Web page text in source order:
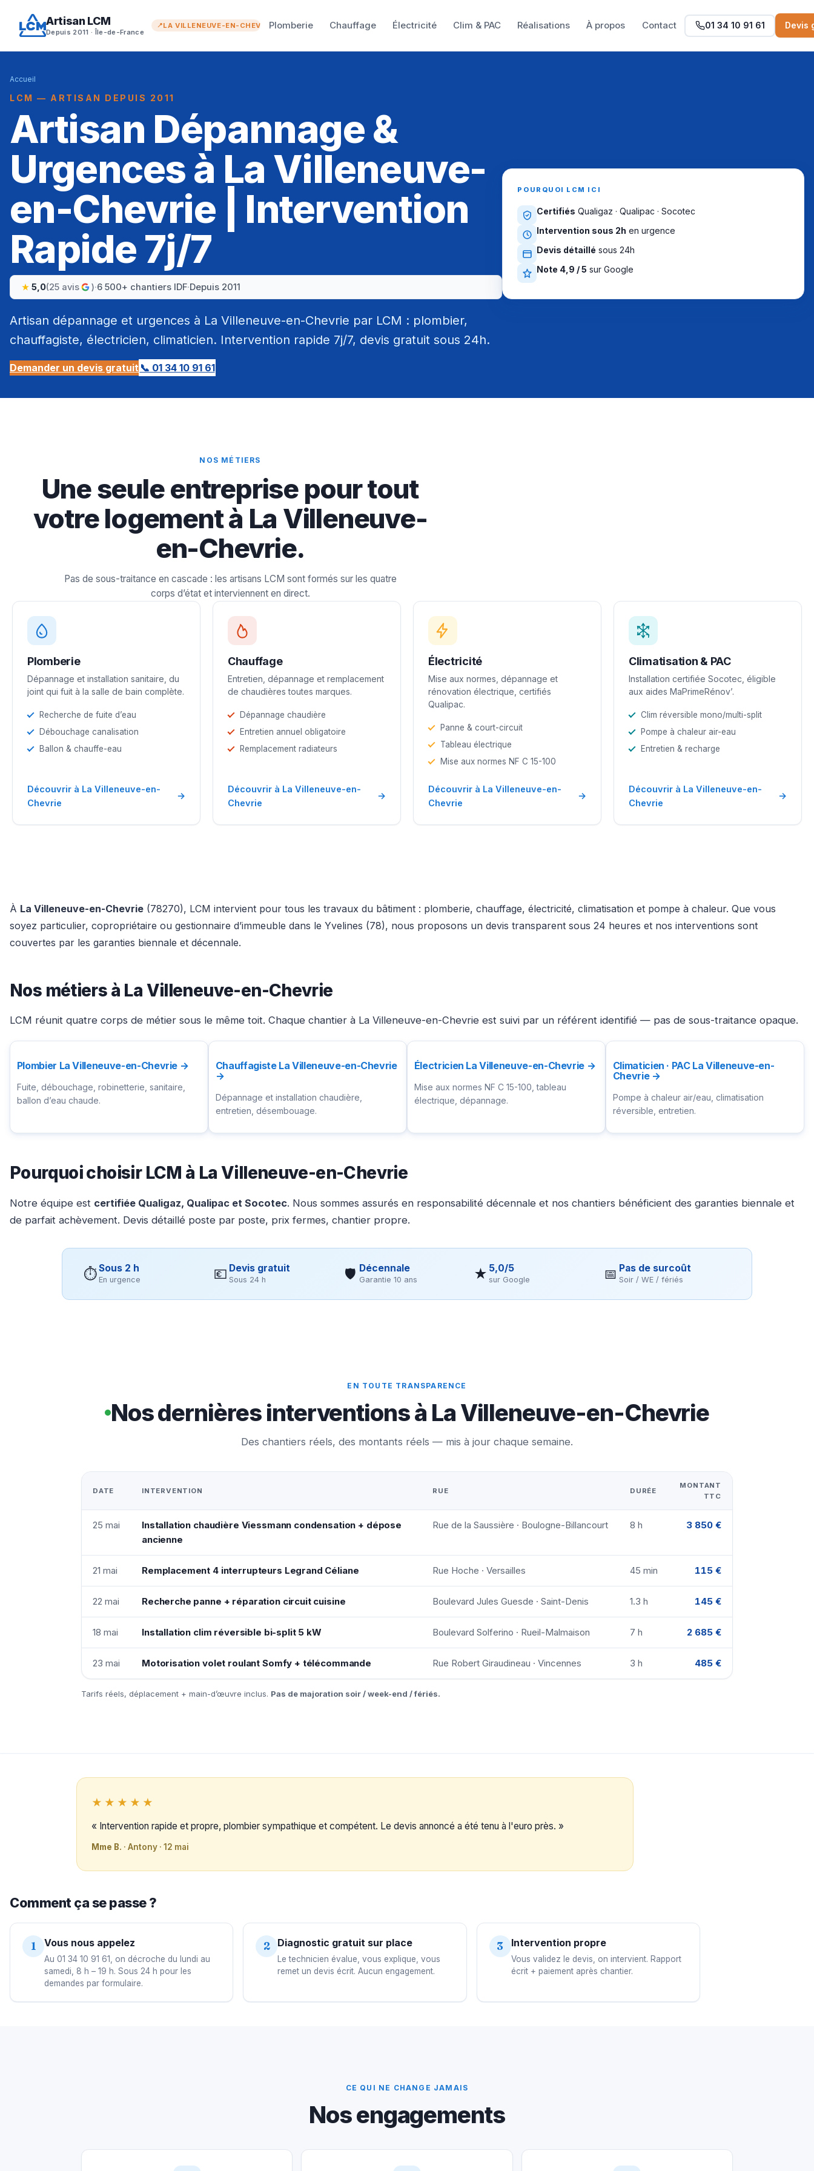
Artisan LCM
Depuis 2011 · Île-de-France
LA VILLENEUVE-EN-CHEVRIEPlomberie Chauffage Électricité Clim & PAC Réalisations À propos Contact 01 34 10 91 61 Devis
Accueil
LCM — ARTISAN DEPUIS 2011
Artisan Dépannage &
Urgences à La Villeneuve-
en-Chevrie | Intervention
Rapide 7j/7
5,0(25 avis )·6 500+ chantiers IDF·Depuis 2011
Artisan dépannage et urgences à La Villeneuve-en-Chevrie par LCM : plombier,
chauffagiste, électricien, climaticien. Intervention rapide 7j/7, devis gratuit sous 24h.
Demander un devis gratuit 📞 01 34 10 91 61
POURQUOI LCM ICI
Certifiés Qualigaz · Qualipac · Socotec
Intervention sous 2h en urgence
Devis détaillé sous 24h
Note 4,9 / 5 sur Google
NOS MÉTIERS
Une seule entreprise pour tout
votre logement à La Villeneuve-
en-Chevrie.
Pas de sous-traitance en cascade : les artisans LCM sont formés sur les quatre
corps d’état et interviennent en direct.
Plomberie
Dépannage et installation sanitaire, du
joint qui fuit à la salle de bain complète.
Recherche de fuite d’eau
Débouchage canalisation
Ballon & chauffe-eau
Découvrir à La Villeneuve-en-
Chevrie
→
Chauffage
Entretien, dépannage et remplacement
de chaudières toutes marques.
Dépannage chaudière
Entretien annuel obligatoire
Remplacement radiateurs
Découvrir à La Villeneuve-en-
Chevrie
→
Électricité
Mise aux normes, dépannage et
rénovation électrique, certifiés
Qualipac.
Panne & court-circuit
Tableau électrique
Mise aux normes NF C 15-100
Découvrir à La Villeneuve-en-
Chevrie
→
Climatisation & PAC
Installation certifiée Socotec, éligible
aux aides MaPrimeRénov’.
Clim réversible mono/multi-split
Pompe à chaleur air-eau
Entretien & recharge
Découvrir à La Villeneuve-en-
Chevrie
→
À La Villeneuve-en-Chevrie (78270), LCM intervient pour tous les travaux du bâtiment : plomberie, chauffage, électricité, climatisation et pompe à chaleur. Que vous
soyez particulier, copropriétaire ou gestionnaire d’immeuble dans le Yvelines (78), nous proposons un devis transparent sous 24 heures et nos interventions sont
couvertes par les garanties biennale et décennale.
Nos métiers à La Villeneuve-en-Chevrie
LCM réunit quatre corps de métier sous le même toit. Chaque chantier à La Villeneuve-en-Chevrie est suivi par un référent identifié — pas de sous-traitance opaque.
Plombier La Villeneuve-en-Chevrie →
Fuite, débouchage, robinetterie, sanitaire,
ballon d’eau chaude.
Chauffagiste La Villeneuve-en-Chevrie
→
Dépannage et installation chaudière,
entretien, désembouage.
Électricien La Villeneuve-en-Chevrie →
Mise aux normes NF C 15-100, tableau
électrique, dépannage.
Climaticien · PAC La Villeneuve-en-
Chevrie →
Pompe à chaleur air/eau, climatisation
réversible, entretien.
Pourquoi choisir LCM à La Villeneuve-en-Chevrie
Notre équipe est certifiée Qualigaz, Qualipac et Socotec. Nous sommes assurés en responsabilité décennale et nos chantiers bénéficient des garanties biennale et
de parfait achèvement. Devis détaillé poste par poste, prix fermes, chantier propre.
⏱Sous 2 h
En urgence 💶 Devis gratuit
Sous 24 h 🛡 Décennale
Garantie 10 ans ★ 5,0/5
sur Google 📅 Pas de surcoût
Soir / WE / fériés
EN TOUTE TRANSPARENCE
Nos dernières interventions à La Villeneuve-en-Chevrie
Des chantiers réels, des montants réels — mis à jour chaque semaine.
DATE INTERVENTION RUE DURÉE
MONTANT
TTC
25 mai
Installation chaudière Viessmann condensation + dépose
ancienne
Rue de la Saussière · Boulogne-Billancourt 8 h 3 850 €
21 mai Remplacement 4 interrupteurs Legrand Céliane Rue Hoche · Versailles 45 min 115 €
22 mai Recherche panne + réparation circuit cuisine Boulevard Jules Guesde · Saint-Denis 1.3 h 145 €
18 mai Installation clim réversible bi-split 5 kW Boulevard Solferino · Rueil-Malmaison 7 h 2 685 €
23 mai Motorisation volet roulant Somfy + télécommande Rue Robert Giraudineau · Vincennes 3 h 485 €
Tarifs réels, déplacement + main-d’œuvre inclus. Pas de majoration soir / week-end / fériés.
★★★★★
« Intervention rapide et propre, plombier sympathique et compétent. Le devis annoncé a été tenu à l'euro près. »
Mme B. · Antony · 12 mai
Comment ça se passe ?
1 Vous nous appelez
Au 01 34 10 91 61, on décroche du lundi au
samedi, 8 h – 19 h. Sous 24 h pour les
demandes par formulaire.
2 Diagnostic gratuit sur place
Le technicien évalue, vous explique, vous
remet un devis écrit. Aucun engagement.
3 Intervention propre
Vous validez le devis, on intervient. Rapport
écrit + paiement après chantier.
CE QUI NE CHANGE JAMAIS
Nos engagements